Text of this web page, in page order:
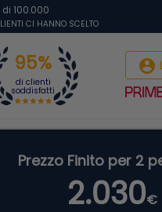
di 100.000
CI HANNO SCELTO
account_circle
95%
di clienti
soddisfatti
Prezzo Finito per 2
2.030€